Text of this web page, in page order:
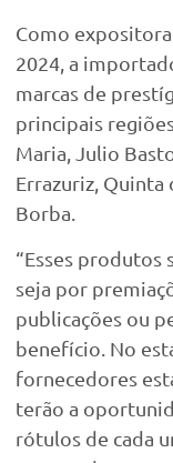
Como
2024, a
marcas de
principais
Maria, Julio
Errazuriz, Quinta
Borba.
“Esses produtos
seja por
publicações ou
benefício. No
fornecedores
terão a
rótulos de cada